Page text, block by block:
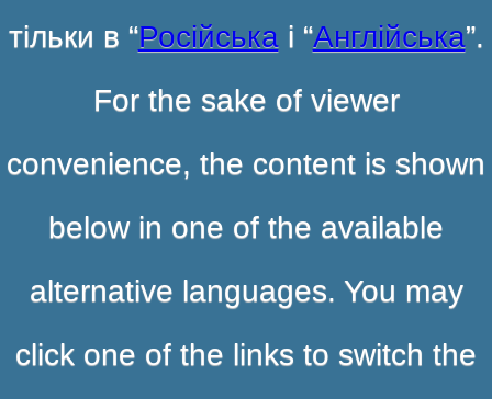
тільки в “Російськаі “Англійська”.
For the sake of viewer
convenience, the content is shown
below in one of the available
alternative languages. You may
click one of the links to switch the